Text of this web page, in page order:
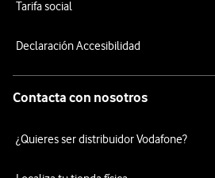
Tarifa social
Declaración Accesibilidad
Contacta con nosotros
¿Quieres ser distribuidor Vodafone?